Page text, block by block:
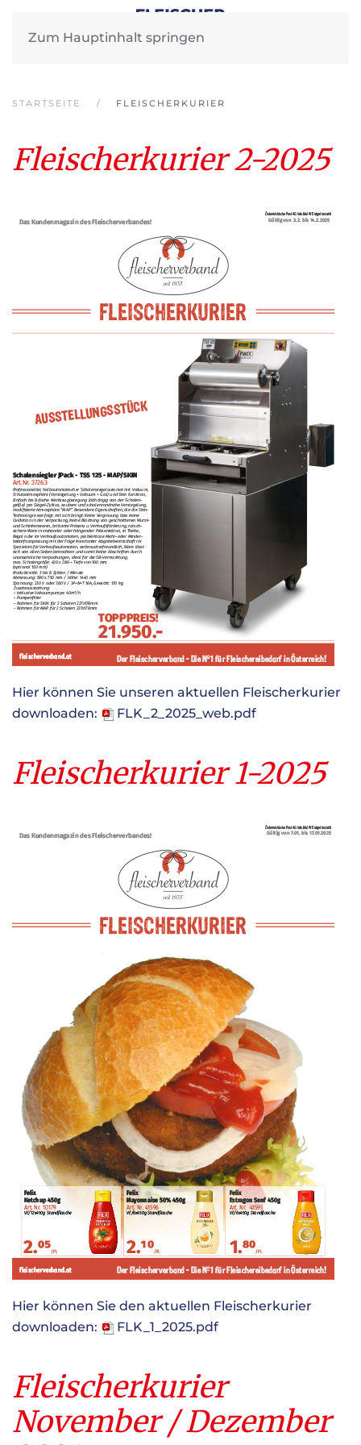
Zum Hauptinhalt springen
STARTSEITE FLEISCHERKURIER
Fleischerkurier 2-2025
Hier können Sie unseren aktuellen Fleischerkurier
downloaden:
FLK_2_2025_web.pdf
Fleischerkurier 1-2025
Hier können Sie den aktuellen Fleischerkurier
downloaden:
FLK_1_2025.pdf
Fleischerkurier
November / Dezember